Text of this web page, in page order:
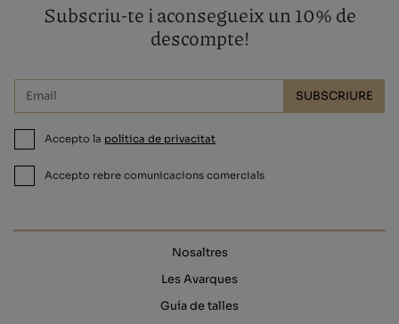
Subscriu-te i aconsegueix un 10% de
descompte!
SUBSCRIURE
Accepto la política de privacitat
Accepto rebre comunicacions comercials
Nosaltres
Les Avarques
Guía de talles